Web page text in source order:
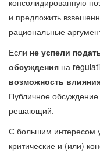
и предложить
рациональные
Если не успели
обсуждения на
возможность
Публичное обсуждение
решающий.
С большим интересом
критические и (или)